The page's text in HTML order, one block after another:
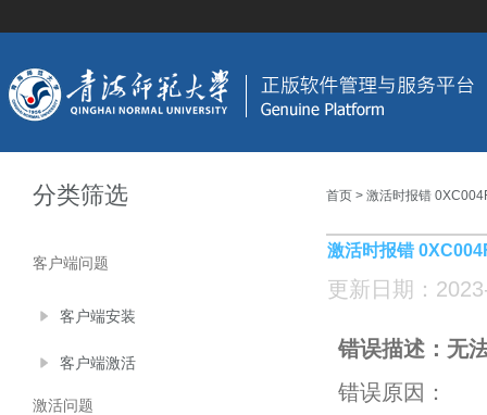
分类筛选 首页 > 激活时报错
客户端问题
客户端安装
客户端激活
激活问题
激活时报错
更新日期：
错误描述：无
错误原因：